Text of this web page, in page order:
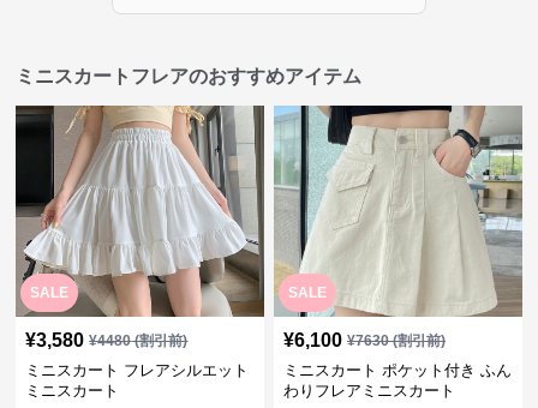
ミニスカートフレアのおすすめアイテム
SALE
¥3,580 ¥4480(割引前)
ミニスカート フレアシルエット
ミニスカート
SALE
¥6,100 ¥7630(割引前)
ミニスカート ポケット付き ふん
わりフレアミニスカート